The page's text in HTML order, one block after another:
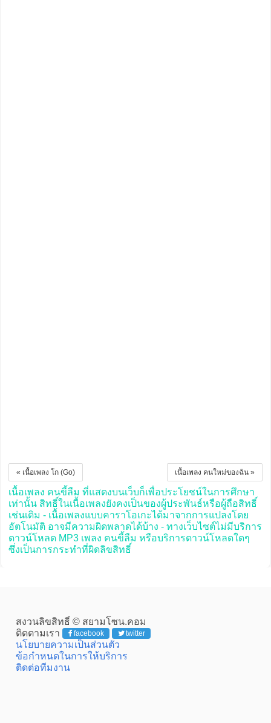
เนื้อเพลง คนใหม่ของฉัน »
« เนื้อเพลง โก (Go)
เนื้อเพลง คนขี้ลืม ที่แสดงบนเว็บก็เพื่อประโยชน์ในการศึกษา
เท่านั้น สิทธิ์ในเนื้อเพลงยังคงเป็นของผู้ประพันธ์หรือผู้ถือสิทธิ์
เช่นเดิม - เนื้อเพลงแบบคาราโอเกะได้มาจากการแปลงโดย
อัตโนมัติ อาจมีความผิดพลาดได้บ้าง - ทางเว็บไซต์ไม่มีบริการ
ดาวน์โหลด MP3 เพลง คนขี้ลืม หรือบริการดาวน์โหลดใดๆ
ซึ่งเป็นการกระทำที่ผิดลิขสิทธิ์
สงวนลิขสิทธิ์ © สยามโซน.คอม
ติดตามเรา
facebook twitter
นโยบายความเป็นส่วนตัว
ข้อกำหนดในการให้บริการ
ติดต่อทีมงาน